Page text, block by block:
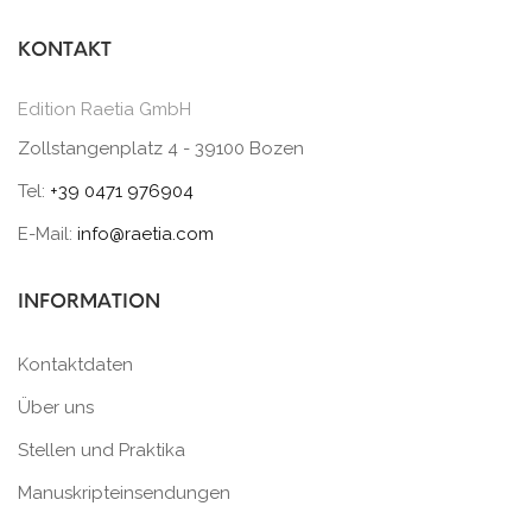
KONTAKT
Edition Raetia GmbH
Zollstangenplatz 4 - 39100 Bozen
Tel: +39 0471 976904
E-Mail: info@raetia.com
INFORMATION
Kontaktdaten
Über uns
Stellen und Praktika
Manuskripteinsendungen